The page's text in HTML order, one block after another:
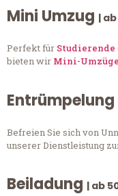
Mini Umzug |
Perfekt für Studierende
bieten wir Mini-Umzüge
Entrümpelung
Befreien Sie sich von
unserer Dienstleistung
Beiladung | ab